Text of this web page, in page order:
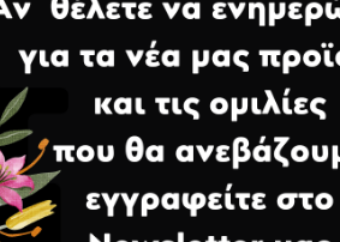
isaakmonachos λέει: